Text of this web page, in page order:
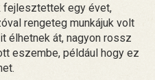
fejlesztettek egy évet,
rengeteg munkájuk volt
élhetnek át, nagyon rossz
eszembe, például hogy ez